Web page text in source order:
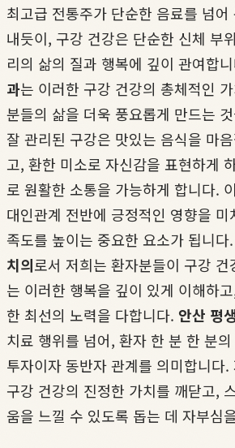
최고급 전통주가 단순한 음료를 넘
내듯이, 구강 건강은 단순한 신체 부
리의 삶의 질과 행복에 깊이 관여합
과는 이러한 구강 건강의 총체적인
분들의 삶을 더욱 풍요롭게 만드는
잘 관리된 구강은 맛있는 음식을 마
고, 환한 미소로 자신감을 표현하게
로 원활한 소통을 가능하게 합니다.
대인관계 전반에 긍정적인 영향을
족도를 높이는 중요한 요소가 됩니다.
치의로서 저희는 환자분들이 구강 건
는 이러한 행복을 깊이 있게 이해하
한 최선의 노력을 다합니다. 안산 평
치료 행위를 넘어, 환자 한 분 한 분
투자이자 동반자 관계를 의미합니다.
구강 건강의 진정한 가치를 깨닫고,
움을 느낄 수 있도록 돕는 데 자부심